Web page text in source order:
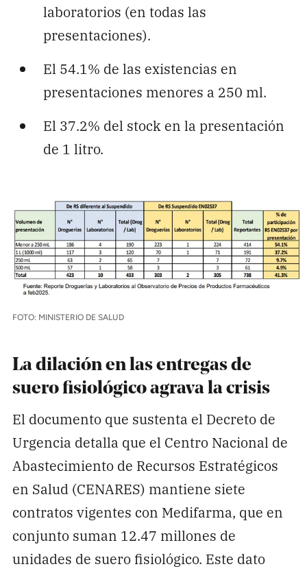
laboratorios (en todas las
presentaciones).
El 54.1% de las existencias en
presentaciones menores a 250 ml.
El 37.2% del stock en la presentación
de 1 litro.
FOTO: MINISTERIO DE SALUD
La dilación en las entregas de
suero fisiológico agrava la crisis
El documento que sustenta el Decreto de
Urgencia detalla que el Centro Nacional de
Abastecimiento de Recursos Estratégicos
en Salud (CENARES) mantiene siete
contratos vigentes con Medifarma, que en
conjunto suman 12.47 millones de
unidades de suero fisiológico. Este dato